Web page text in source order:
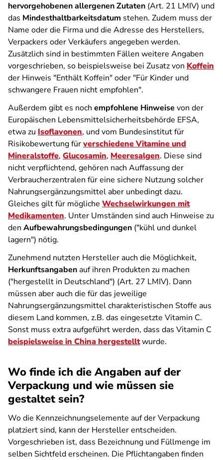
hervorgehobenen allergenen Zutaten (Art. 21 LMIV) und
das Mindesthaltbarkeitsdatum stehen. Zudem muss der
Name oder die Firma und die Adresse des Herstellers,
Verpackers oder Verkäufers angegeben werden.
Zusätzlich sind in bestimmten Fällen weitere Angaben
vorgeschrieben, so beispielsweise bei Zusatz von Koffein
der Hinweis "Enthält Koffein" oder "Für Kinder und
schwangere Frauen nicht empfohlen".
Außerdem gibt es noch empfohlene Hinweise von der
Europäischen Lebensmittelsicherheitsbehörde EFSA,
etwa zu Isoflavonen, und vom Bundesinstitut für
Risikobewertung fürverschiedene Vitamine und
Mineralstoffe, Glucosamin, Meeresalgen. Diese sind
nicht verpflichtend, gehören nach Auffassung der
Verbraucherzentralen für eine sichere Nutzung solcher
Nahrungsergänzungsmittel aber unbedingt dazu.
Gleiches gilt für mögliche Wechselwirkungen mit
Medikamenten. Unter Umständen sind auch Hinweise zu
den Aufbewahrungsbedingungen ("kühl und dunkel
lagern") nötig.
Zunehmend nutzten Hersteller auch die Möglichkeit,
Herkunftsangabenauf ihren Produkten zu machen
("hergestellt in Deutschland") (Art. 27 LMIV). Dann
müssen aber auch die für das jeweilige
Nahrungsergänzungsmittel charakteristischen Stoffe aus
diesem Land kommen, z.B. das eingesetzte Vitamin C.
Sonst muss extra aufgeführt werden, dass das Vitamin C
beispielsweise in China hergestelltwurde.
Wo finde ich die Angaben auf der
Verpackung und wie müssen sie
gestaltet sein?
Wo die Kennzeichnungselemente auf der Verpackung
platziert sind, kann der Hersteller entscheiden.
Vorgeschrieben ist, dass Bezeichnung und Füllmenge im
selben Sichtfeld erscheinen. Die Pflichtangaben finden